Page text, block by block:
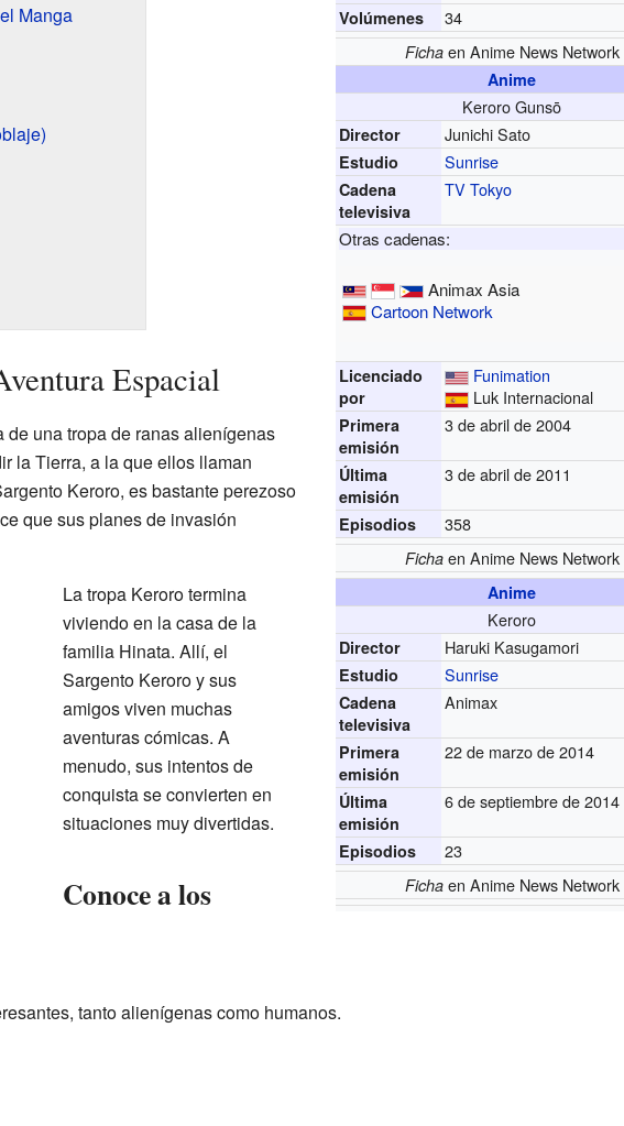
Volúmenes 34
Fichaen Anime News Network
Anime
Keroro Gunsō
Director Junichi Sato
Estudio Sunrise
Cadena
televisiva
TV Tokyo
Otras cadenas:
Animax Asia
Cartoon Network
Licenciado
por
Funimation
Luk Internacional
Primera
emisión
3 de abril de 2004
Última
emisión
3 de abril de 2011
Episodios 358
Fichaen Anime News Network
Anime
Keroro
Director Haruki Kasugamori
Estudio Sunrise
Cadena
televisiva
Animax
Primera
emisión
22 de marzo de 2014
Última
emisión
6 de septiembre de 2014
Episodios 23
Fichaen Anime News Network
Manga
Espacial
una tropa de ranas alienígenas
la Tierra, a la que ellos llaman
Keroro, es bastante perezoso
que sus planes de invasión
La tropa Keroro termina
viviendo en la casa de la
familia Hinata. Allí, el
Sargento Keroro y sus
amigos viven muchas
aventuras cómicas. A
menudo, sus intentos de
conquista se convierten en
situaciones muy divertidas.
Conoce a los
tanto alienígenas como humanos.